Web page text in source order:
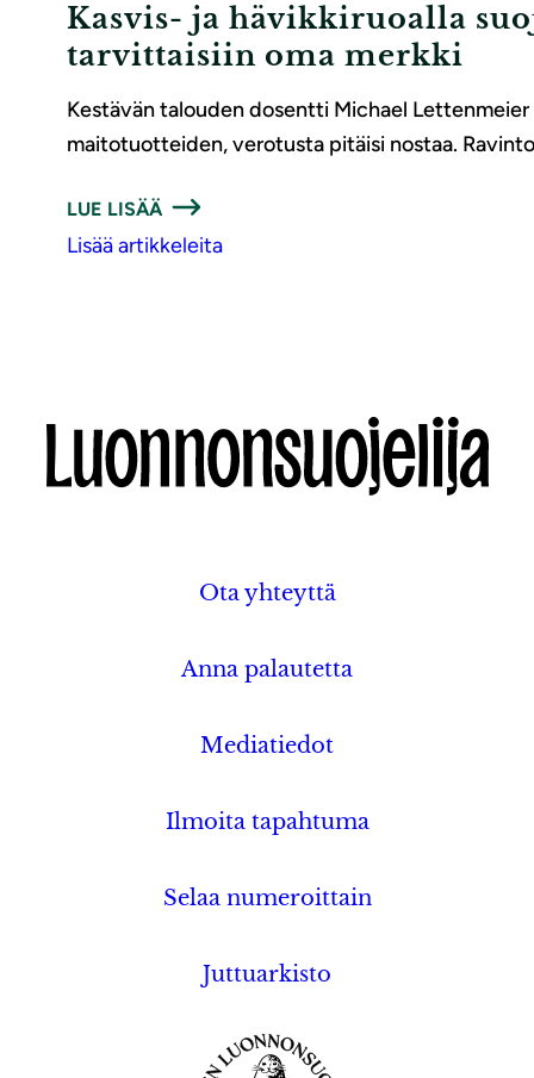
Kasvis- ja hävikkiruoalla
tarvittaisiin oma merkki
Kestävän talouden dosentti Michael
maitotuotteiden, verotusta pitäisi nostaa.
LUE LISÄÄ
Lisää artikkeleita
Ota yhteyttä
Anna palautetta
Mediatiedot
Ilmoita tapahtuma
Selaa numeroittain
Juttuarkisto